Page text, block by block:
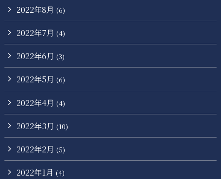
2022年8月 (6)
2022年7月 (4)
2022年6月 (3)
2022年5月 (6)
2022年4月 (4)
2022年3月 (10)
2022年2月 (5)
2022年1月 (4)